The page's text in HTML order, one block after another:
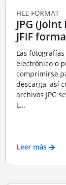
FILE FORMAT
JPG
JFIF
Las
electrónico o
comprimirse
descarga, así
archivos JPG
L...
Leer más